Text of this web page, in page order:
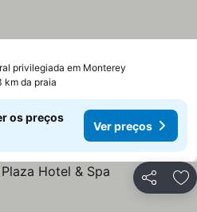
privilegiada em Monterey
km da praia
os preços
Ver preços
Partilhar